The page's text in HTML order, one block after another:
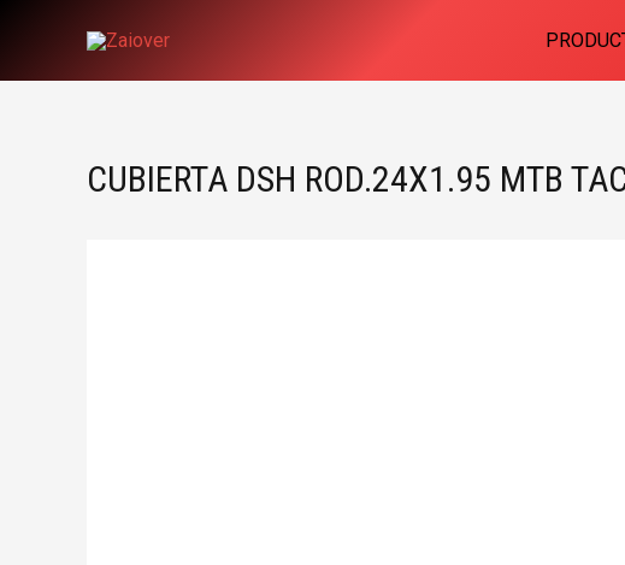
CUBIERTA DSH ROD.24X1.95 MTB